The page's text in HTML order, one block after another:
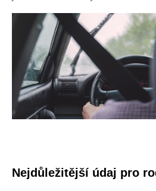
Nejdůležitější údaj pro